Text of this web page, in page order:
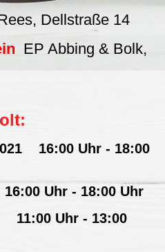
Dellstraße 14
EP Abbing & Bolk,
16:00 Uhr - 18:00
Uhr - 18:00 Uhr
11:00 Uhr - 13:00